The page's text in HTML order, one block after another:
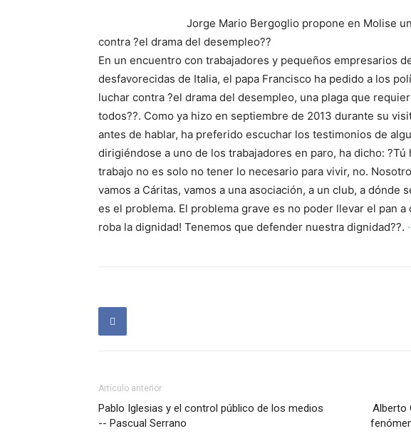
Jorge Mario Bergoglio propone en Molise
contra ?el drama del desempleo??
En un encuentro con trabajadores y pequeños empresarios
desfavorecidas de Italia, el papa Francisco ha pedido a los
luchar contra ?el drama del desempleo, una plaga que
todos??. Como ya hizo en septiembre de 2013 durante su
antes de hablar, ha preferido escuchar los testimonios de
dirigiéndose a uno de los trabajadores en paro, ha dicho:
trabajo no es solo no tener lo necesario para vivir, no.
vamos a Cáritas, vamos a una asociación, a un club, a dónde
es el problema. El problema grave es no poder llevar el pan a
roba la dignidad! Tenemos que defender nuestra dignidad??.
Artículo anterior
Pablo Iglesias y el control público de los medios
-- Pascual Serrano
Alberto